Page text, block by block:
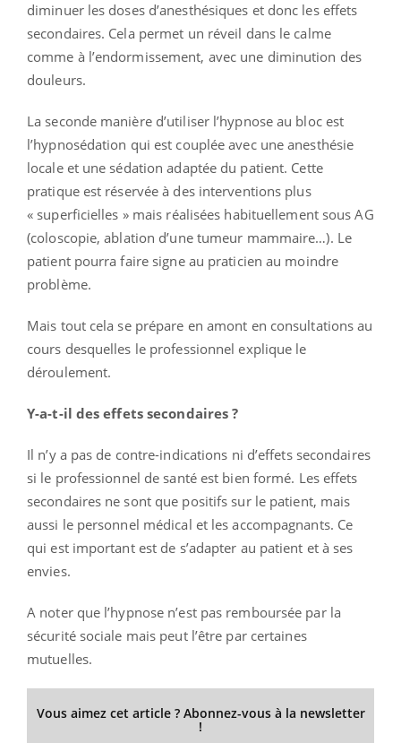
diminuer les doses d’anesthésiques et donc les effets
secondaires. Cela permet un réveil dans le calme
comme à l’endormissement, avec une diminution des
douleurs.
La seconde manière d’utiliser l’hypnose au bloc est
l’hypnosédation qui est couplée avec une anesthésie
locale et une sédation adaptée du patient. Cette
pratique est réservée à des interventions plus
« superficielles » mais réalisées habituellement sous AG
(coloscopie, ablation d’une tumeur mammaire…). Le
patient pourra faire signe au praticien au moindre
problème.
Mais tout cela se prépare en amont en consultations au
cours desquelles le professionnel explique le
déroulement.
Y-a-t-il des effets secondaires ?
Il n’y a pas de contre-indications ni d’effets secondaires
si le professionnel de santé est bien formé. Les effets
secondaires ne sont que positifs sur le patient, mais
aussi le personnel médical et les accompagnants. Ce
qui est important est de s’adapter au patient et à ses
envies.
A noter que l’hypnose n’est pas remboursée par la
sécurité sociale mais peut l’être par certaines
mutuelles.
Vous aimez cet article ? Abonnez-vous à la newsletter
!